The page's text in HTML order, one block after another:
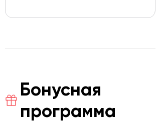
Бонусная
программа